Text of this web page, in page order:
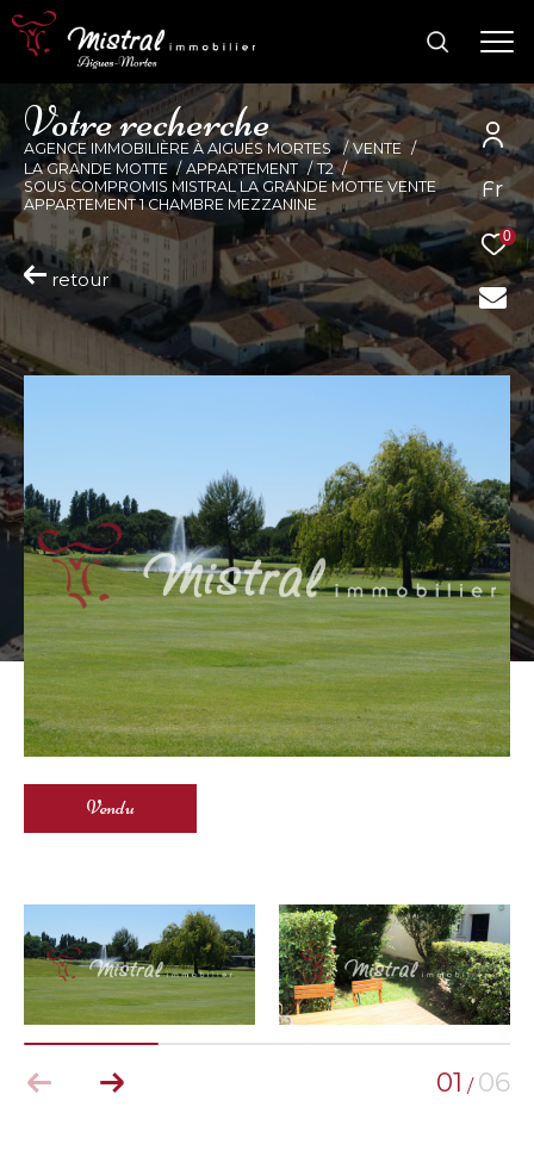
Fr
0
Votrerecherche
AGENCE IMMOBILIÈRE À AIGUES MORTES
VENTE
LA GRANDE MOTTE
APPARTEMENT
T2
SOUS COMPROMIS MISTRAL LA GRANDE MOTTE VENTE
APPARTEMENT 1 CHAMBRE MEZZANINE
retour
Vendu
01 / 06